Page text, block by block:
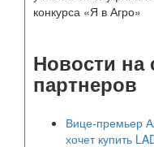
Новости на
партнеров
Вице‑премьер
хочет купить